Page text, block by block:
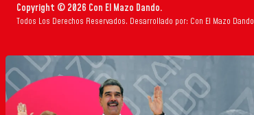
Copyright © 2026 Con El Mazo Dando.
Todos Los Derechos Reservados. Desarrollado por: Con El Mazo Dando